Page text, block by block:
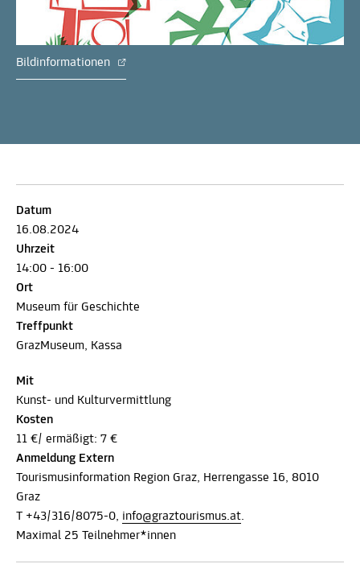
Bildinformationen
Datum
16.08.2024
Uhrzeit
14:00 - 16:00
Ort
Museum für Geschichte
Treffpunkt
GrazMuseum, Kassa
Mit
Kunst- und Kulturvermittlung
Kosten
11 €/ ermäßigt: 7 €
Anmeldung Extern
Tourismusinformation Region Graz, Herrengasse 16, 8010
Graz
T +43/316/8075-0, info@graztourismus.at.
Maximal 25 Teilnehmer*innen